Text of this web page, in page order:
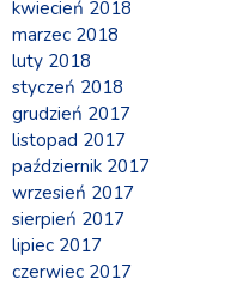
kwiecień 2018
marzec 2018
luty 2018
styczeń 2018
grudzień 2017
listopad 2017
październik 2017
wrzesień 2017
sierpień 2017
lipiec 2017
czerwiec 2017